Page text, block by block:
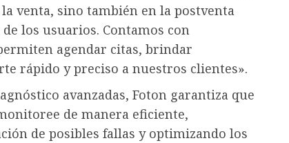
venta, sino también en la postventa
los usuarios. Contamos con
agendar citas, brindar
rápido y preciso a nuestros clientes».
avanzadas, Foton garantiza que
de manera eficiente,
de posibles fallas y optimizando los